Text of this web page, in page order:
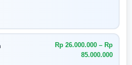
Rp 26.000.000 – Rp
85.000.000